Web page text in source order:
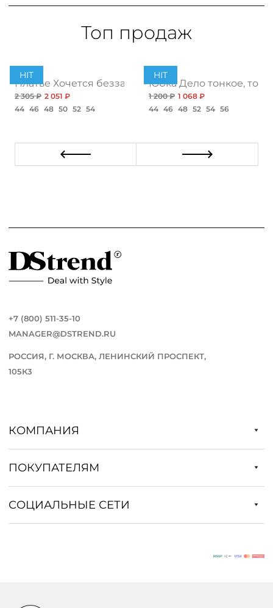
Топ продаж
HIT
Платье Хочется беззаботности, топ
2 305 ₽ 2 051 ₽
44 46 48 50 52 54
HIT
Юбка Дело тонкое, топ
1 200 ₽ 1 068 ₽
44 46 48 52 54 56
+7 (800) 511-35-10
MANAGER@DSTREND.RU
РОССИЯ, Г. МОСКВА, ЛЕНИНСКИЙ ПРОСПЕКТ,
105К3
КОМПАНИЯ
ПОКУПАТЕЛЯМ
СОЦИАЛЬНЫЕ СЕТИ